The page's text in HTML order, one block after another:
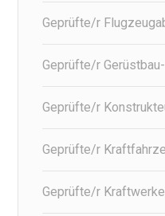
Geprüfte/r
Geprüfte/r
Geprüfte/r
Geprüfte/r
Geprüfte/r